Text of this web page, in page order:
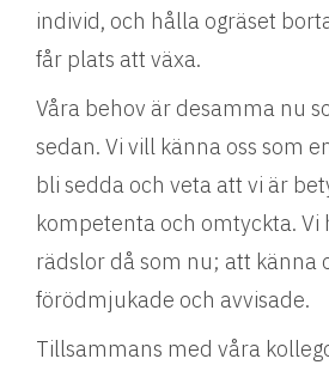
individ, och hålla ogräset
får plats att växa.
Våra behov är desamma nu
sedan. Vi vill känna oss som
bli sedda och veta att vi är
kompetenta och omtyckta. Vi
rädslor då som nu; att känna
förödmjukade och avvisade.
Tillsammans med våra